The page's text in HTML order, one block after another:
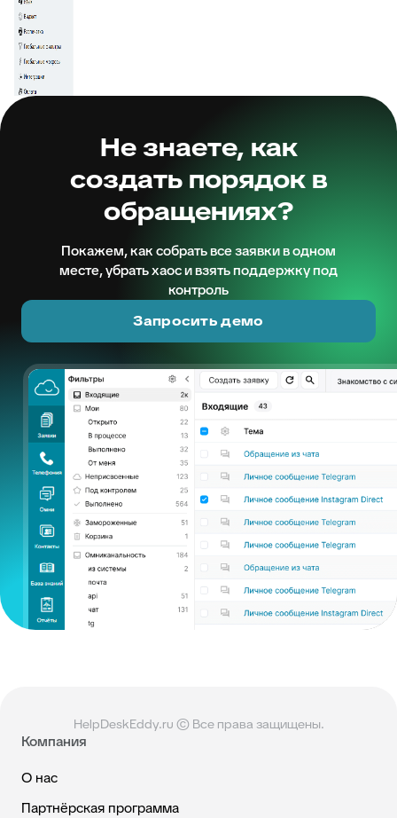
Не знаете, как
создать порядок в
обращениях?
Покажем, как собрать все заявки в одном
месте, убрать хаос и взять поддержку под
контроль
Запросить демо
HelpDeskEddy.ru © Все права защищены.
Компания
О нас
Партнёрская программа